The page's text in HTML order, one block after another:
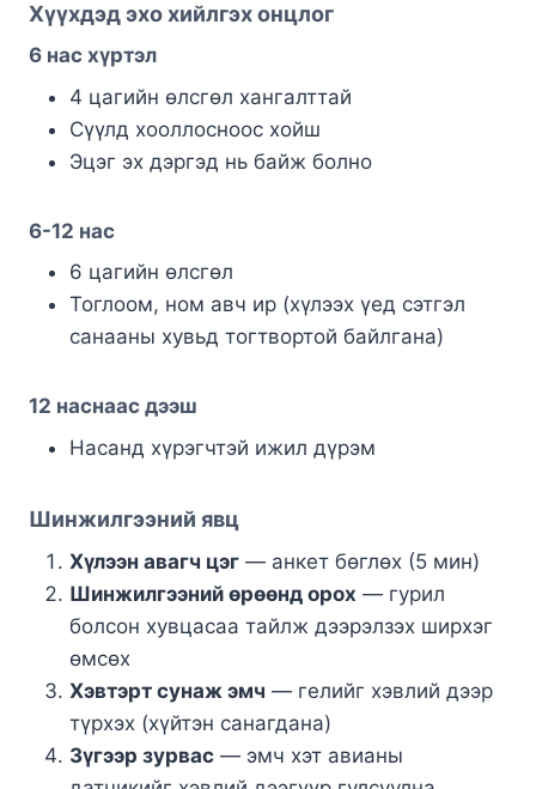
Хүүхдэд эхо хийлгэх онцлог
6 нас хүртэл
4 цагийн өлсгөл хангалттай
Сүүлд хооллосноос хойш
Эцэг эх дэргэд нь байж болно
6-12 нас
6 цагийн өлсгөл
Тоглоом, ном авч ир (хүлээх үед сэтгэл
санааны хувьд тогтвортой байлгана)
12 наснаас дээш
Насанд хүрэгчтэй ижил дүрэм
Шинжилгээний явц
Хүлээн авагч цэг — анкет бөглөх (5 мин)
Шинжилгээний өрөөнд орох — гурил
болсон хувцасаа тайлж дээрэлзэх ширхэг
өмсөх
Хэвтэрт сунаж эмч — гелийг хэвлий дээр
түрхэх (хүйтэн санагдана)
Зүгээр зурвас — эмч хэт авианы